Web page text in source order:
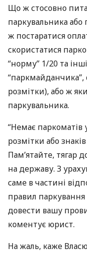
Що ж стосовно
паркувальника
ж постаратися
скористатися
“норму” 1/20 та
“паркмайданчика”,
розмітки), або ж
паркувальника.
“Немає паркоматів
розмітки або
Пам’ятайте, тягар
на державу. З
саме в частині
правил паркування
довести вашу
коментує юрист.
На жаль, каже